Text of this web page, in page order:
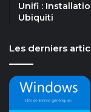
Unifi :
Ubiquiti
Les derniers